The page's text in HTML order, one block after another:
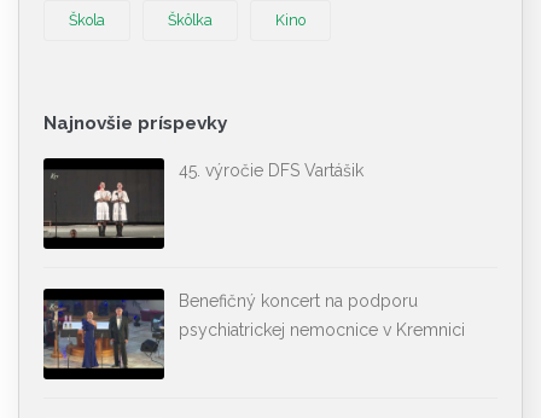
Škola Škôlka Kino
Najnovšie príspevky
45. výročie DFS Vartášik
Benefičný koncert na podporu
psychiatrickej nemocnice v Kremnici